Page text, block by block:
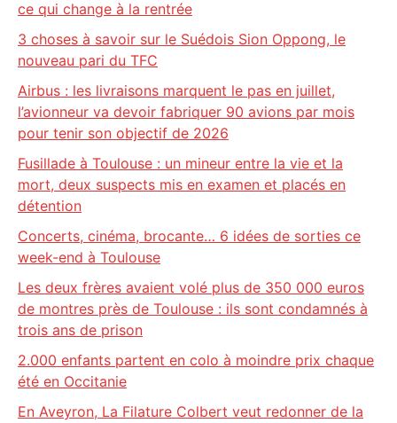
ce qui change à la rentrée
3 choses à savoir sur le Suédois Sion Oppong, le
nouveau pari du TFC
Airbus : les livraisons marquent le pas en juillet,
l’avionneur va devoir fabriquer 90 avions par mois
pour tenir son objectif de 2026
Fusillade à Toulouse : un mineur entre la vie et la
mort, deux suspects mis en examen et placés en
détention
Concerts, cinéma, brocante… 6 idées de sorties ce
week-end à Toulouse
Les deux frères avaient volé plus de 350 000 euros
de montres près de Toulouse : ils sont condamnés à
trois ans de prison
2.000 enfants partent en colo à moindre prix chaque
été en Occitanie
En Aveyron, La Filature Colbert veut redonner de la